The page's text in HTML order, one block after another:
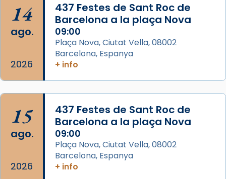
Arquebisbat de Barcelona
2 weeks ago
Memòria de les santes Juliana i
Semproniana, verges i màrtirs.
Acompanyant la història de sant Cugat, a
partir de l’Edat Mitjana sorgeix la tradició
que les santes Juliana (“relatiu a Júlia”) i
Semproniana (“relatiu a Semprònia =
eterna”) són deixebles seves. I l’any 1667, el
frare Joan Gaspar Roig, afirma en una obra
que les santes són filles de l’antiga Iluro.
Mataró en reivindicarà les relíq
...
14
ago.
2026
437 Festes de Sant Roc de
Barcelona a la plaça Nova
09:00
Plaça Nova, Ciutat Vella, 08002
Barcelona, Espanya
+ info
15
ago.
2026
437 Festes de Sant Roc de
Barcelona a la plaça Nova
09:00
Plaça Nova, Ciutat Vella, 08002
Barcelona, Espanya
+ info